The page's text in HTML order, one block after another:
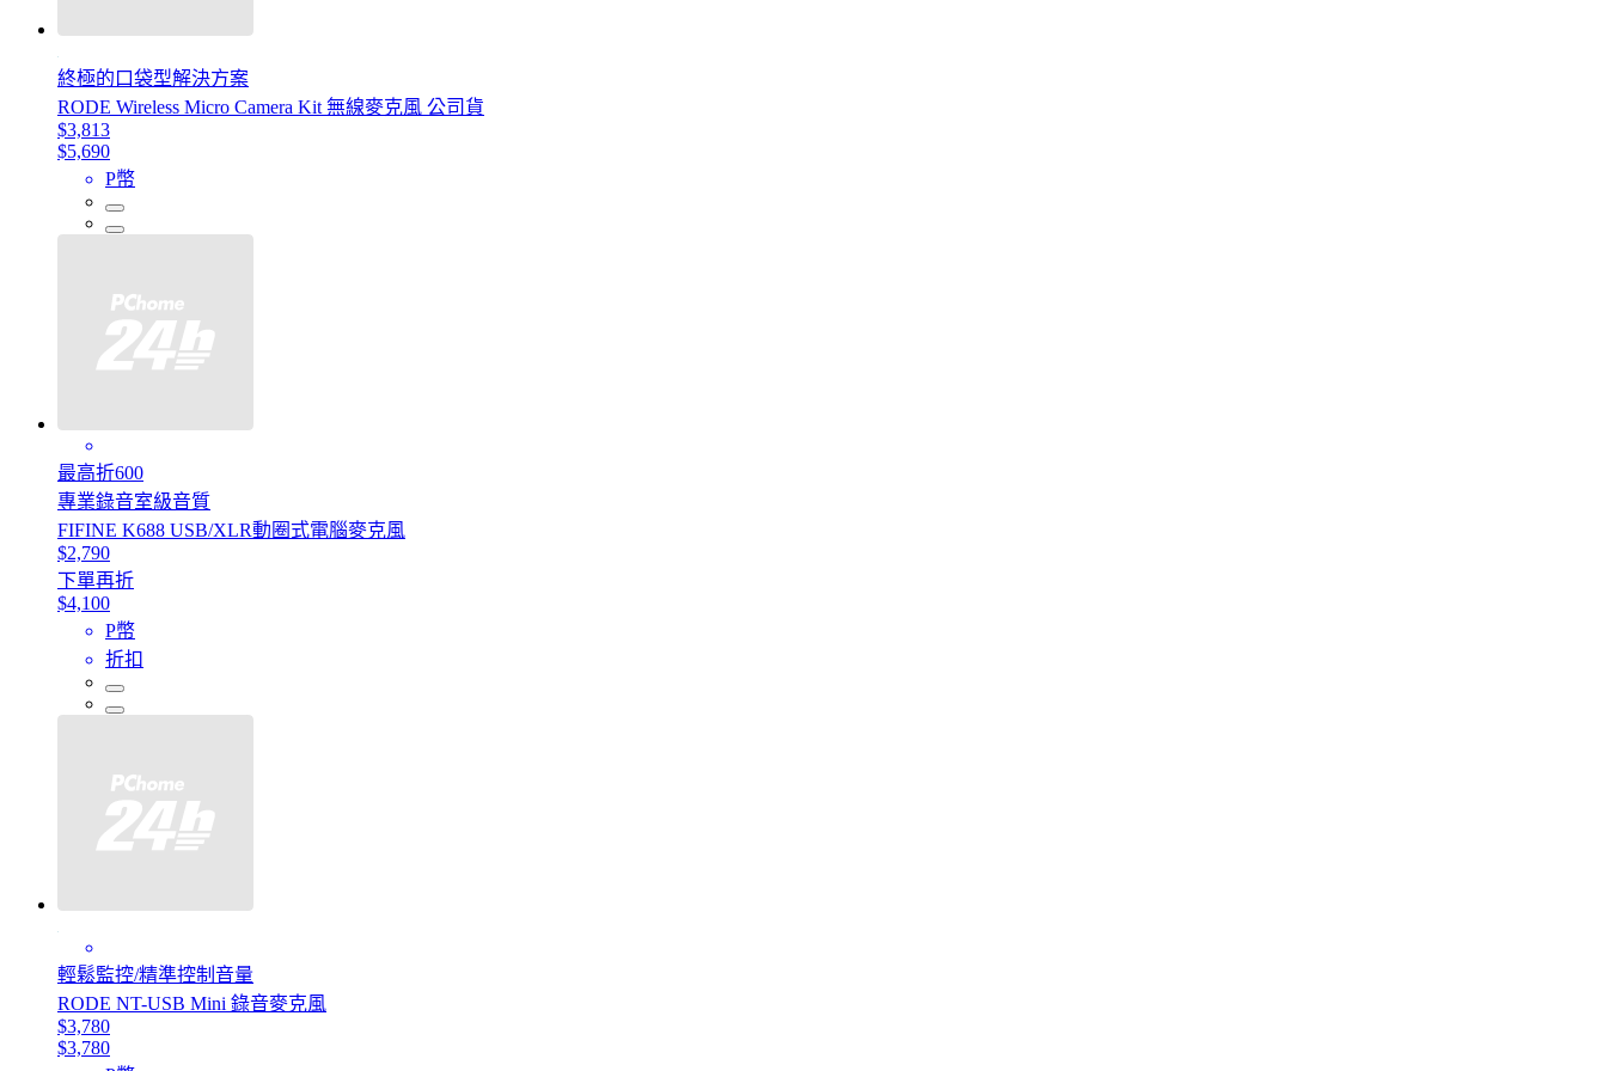
終極的口袋型解決方案
RODE Wireless Micro Camera Kit 無線麥克風 公司貨
$3,813
$5,690
P幣
最高折600
專業錄音室級音質
FIFINE K688 USB/XLR動圈式電腦麥克風
$2,790
下單再折
$4,100
P幣
折扣
輕鬆監控/精準控制音量
RODE NT-USB Mini 錄音麥克風
$3,780
$3,780